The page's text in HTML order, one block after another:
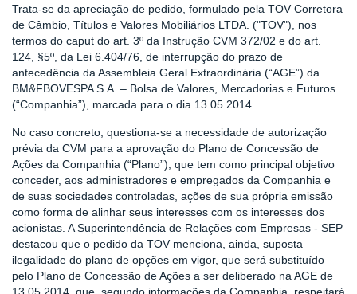
Trata-se da apreciação de pedido, formulado pela TOV Corretora
de Câmbio, Títulos e Valores Mobiliários LTDA. ("TOV"), nos
termos do caput do art. 3º da Instrução CVM 372/02 e do art.
124, §5º, da Lei 6.404/76, de interrupção do prazo de
antecedência da Assembleia Geral Extraordinária (“AGE”) da
BM&FBOVESPA S.A. – Bolsa de Valores, Mercadorias e Futuros
(“Companhia”), marcada para o dia 13.05.2014.
No caso concreto, questiona-se a necessidade de autorização
prévia da CVM para a aprovação do Plano de Concessão de
Ações da Companhia (“Plano”), que tem como principal objetivo
conceder, aos administradores e empregados da Companhia e
de suas sociedades controladas, ações de sua própria emissão
como forma de alinhar seus interesses com os interesses dos
acionistas. A Superintendência de Relações com Empresas - SEP
destacou que o pedido da TOV menciona, ainda, suposta
ilegalidade do plano de opções em vigor, que será substituído
pelo Plano de Concessão de Ações a ser deliberado na AGE de